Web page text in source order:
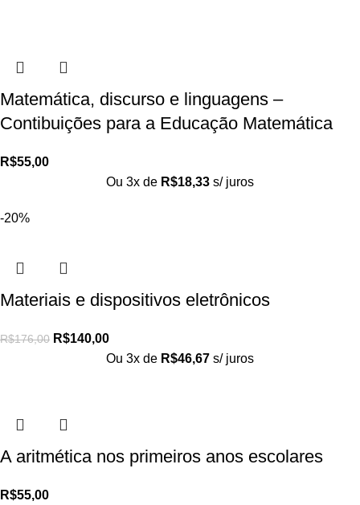
Matemática, discurso e linguagens –
Contibuições para a Educação Matemática
R$55,00
Ou 3x de R$18,33 s/ juros
-20%
Materiais e dispositivos eletrônicos
R$176,00 R$140,00
Ou 3x de R$46,67 s/ juros
A aritmética nos primeiros anos escolares
R$55,00